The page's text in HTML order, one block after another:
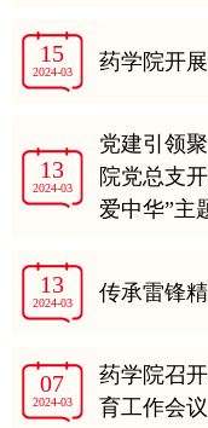
15
2024-03 药学院开
13
2024-03
党建引领
院党总支
爱中华”主
13
2024-03 传承雷锋
07
2024-03
药学院召
育工作会议